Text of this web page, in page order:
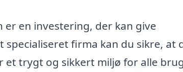
en investering, der kan give
firma kan du sikre, at
et trygt og sikkert miljø for alle